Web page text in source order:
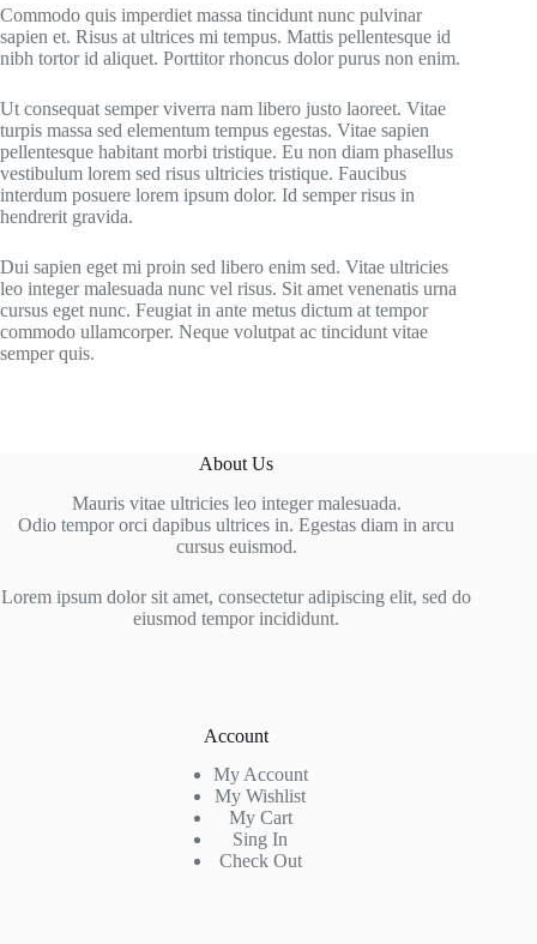
Commodo quis imperdiet massa tincidunt nunc pulvinar
sapien et. Risus at ultrices mi tempus. Mattis pellentesque id
nibh tortor id aliquet. Porttitor rhoncus dolor purus non enim.
Ut consequat semper viverra nam libero justo laoreet. Vitae
turpis massa sed elementum tempus egestas. Vitae sapien
pellentesque habitant morbi tristique. Eu non diam phasellus
vestibulum lorem sed risus ultricies tristique. Faucibus
interdum posuere lorem ipsum dolor. Id semper risus in
hendrerit gravida.
Dui sapien eget mi proin sed libero enim sed. Vitae ultricies
leo integer malesuada nunc vel risus. Sit amet venenatis urna
cursus eget nunc. Feugiat in ante metus dictum at tempor
commodo ullamcorper. Neque volutpat ac tincidunt vitae
semper quis.
About Us
Mauris vitae ultricies leo integer malesuada.
Odio tempor orci dapibus ultrices in. Egestas diam in arcu
cursus euismod.
Lorem ipsum dolor sit amet, consectetur adipiscing elit, sed do
eiusmod tempor incididunt.
Account
My Account
My Wishlist
My Cart
Sing In
Check Out